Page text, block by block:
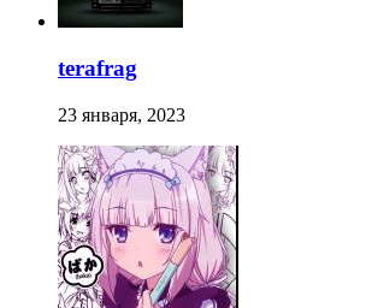
terafrag
23 января, 2023